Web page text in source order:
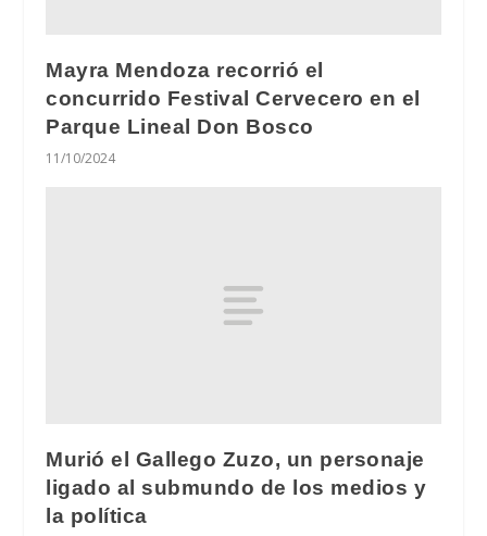
Mayra Mendoza recorrió el
concurrido Festival Cervecero en el
Parque Lineal Don Bosco
11/10/2024
Murió el Gallego Zuzo, un personaje
ligado al submundo de los medios y
la política